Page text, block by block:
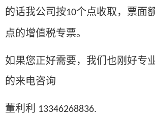
的话我公司按10个点收取，票面
点的增值税专票。
如果您正好需要，我们也刚好专
的来电咨询
董利利 13346268836.